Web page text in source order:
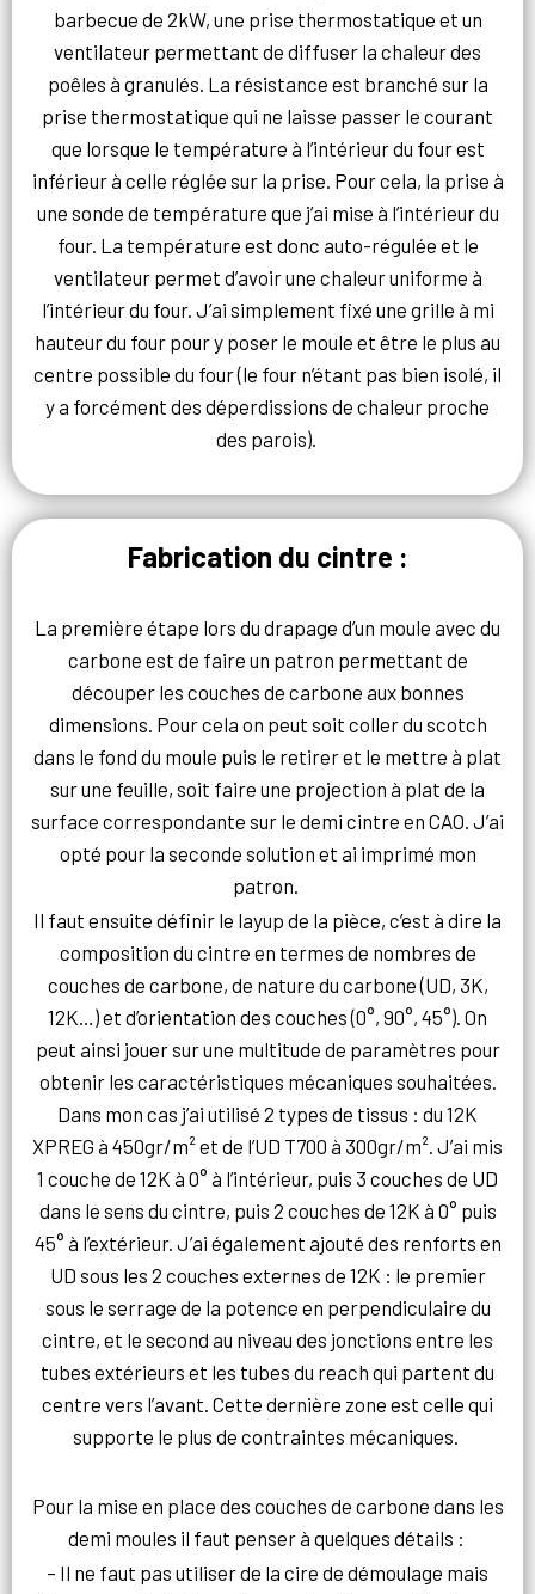
barbecue de 2kW, une prise thermostatique et un
ventilateur permettant de diffuser la chaleur des
poêles à granulés. La résistance est branché sur la
prise thermostatique qui ne laisse passer le courant
que lorsque le température à l’intérieur du four est
inférieur à celle réglée sur la prise. Pour cela, la prise à
une sonde de température que j’ai mise à l’intérieur du
four. La température est donc auto-régulée et le
ventilateur permet d’avoir une chaleur uniforme à
l’intérieur du four. J’ai simplement fixé une grille à mi
hauteur du four pour y poser le moule et être le plus au
centre possible du four (le four n’étant pas bien isolé, il
y a forcément des déperdissions de chaleur proche
des parois).
Fabrication du cintre :
La première étape lors du drapage d’un moule avec du
carbone est de faire un patron permettant de
découper les couches de carbone aux bonnes
dimensions. Pour cela on peut soit coller du scotch
dans le fond du moule puis le retirer et le mettre à plat
sur une feuille, soit faire une projection à plat de la
surface correspondante sur le demi cintre en CAO. J’ai
opté pour la seconde solution et ai imprimé mon
patron.
Il faut ensuite définir le layup de la pièce, c’est à dire la
composition du cintre en termes de nombres de
couches de carbone, de nature du carbone (UD, 3K,
12K…) et d’orientation des couches (0°, 90°, 45°). On
peut ainsi jouer sur une multitude de paramètres pour
obtenir les caractéristiques mécaniques souhaitées.
Dans mon cas j’ai utilisé 2 types de tissus : du 12K
XPREG à 450gr/m² et de l’UD T700 à 300gr/m². J’ai mis
1 couche de 12K à 0° à l’intérieur, puis 3 couches de UD
dans le sens du cintre, puis 2 couches de 12K à 0° puis
45° à l’extérieur. J’ai également ajouté des renforts en
UD sous les 2 couches externes de 12K : le premier
sous le serrage de la potence en perpendiculaire du
cintre, et le second au niveau des jonctions entre les
tubes extérieurs et les tubes du reach qui partent du
centre vers l’avant. Cette dernière zone est celle qui
supporte le plus de contraintes mécaniques.
Pour la mise en place des couches de carbone dans les
demi moules il faut penser à quelques détails :
– Il ne faut pas utiliser de la cire de démoulage mais